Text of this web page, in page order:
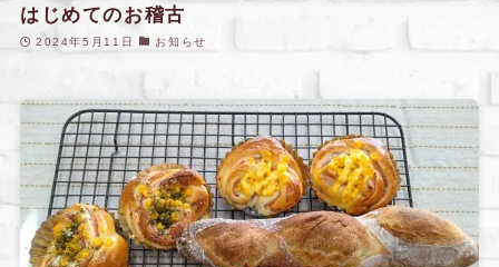
はじめてのお稽古
2024年5月11日 お知らせ